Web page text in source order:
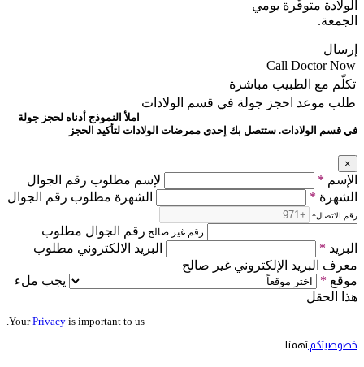
الولادة متوفّرة يومي
الجمعة.
إرسال
Call Doctor Now
تكلّم مع الطبيب مباشرة
طلب موعد احجز جولة في قسم الولادات
املأ النموذج أدناه لحجز جولة
في قسم الولادات. ستتصل بك إحدى ممرضات الولادات لتأكيد الحجز
×
الإسم *
لإسم مطلوب رقم الجوال
الشهرة * الشهرة مطلوب رقم الجوال
رقم الاتصال*
رقم غير صالح رقم الجوال مطلوب
البريد *
البريد الالكتروني مطلوب
معرف البريد الإلكتروني غير صالح
موقع *
يجب ملء
هذا الحقل
YourPrivacy is important to us.
خصوصيتكم تهمنا